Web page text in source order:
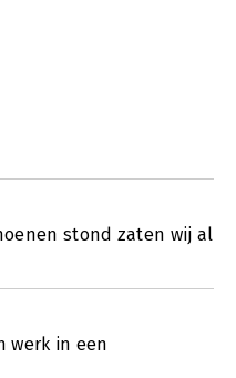
stond zaten wij al
werk in een